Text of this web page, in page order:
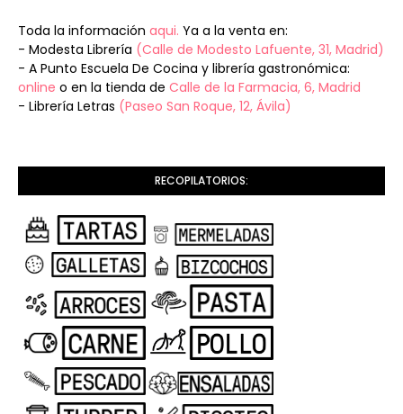
Toda la información aqui. Ya a la venta en:
- Modesta Librería (Calle de Modesto Lafuente, 31, Madrid)
- A Punto Escuela De Cocina y librería gastronómica:
online o en la tienda de Calle de la Farmacia, 6, Madrid
- Librería Letras (Paseo San Roque, 12, Ávila)
RECOPILATORIOS: